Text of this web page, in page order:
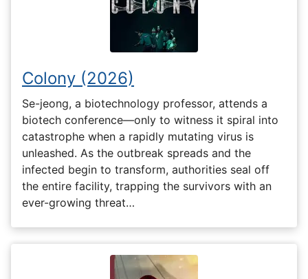
Colony (2026)
Se-jeong, a biotechnology professor, attends a
biotech conference—only to witness it spiral into
catastrophe when a rapidly mutating virus is
unleashed. As the outbreak spreads and the
infected begin to transform, authorities seal off
the entire facility, trapping the survivors with an
ever-growing threat…